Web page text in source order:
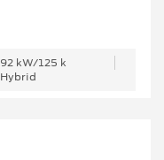
92 kW/125 k
Hybrid